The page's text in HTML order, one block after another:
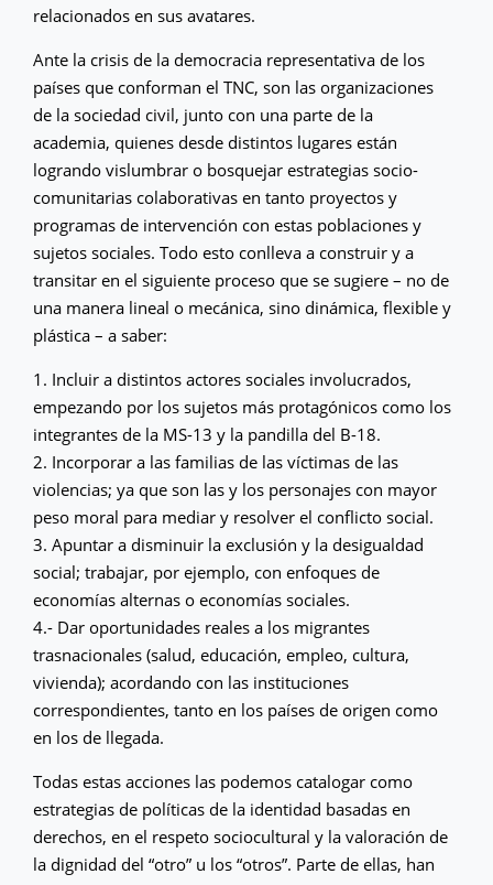
relacionados en sus avatares.
Ante la crisis de la democracia representativa de los
países que conforman el TNC, son las organizaciones
de la sociedad civil, junto con una parte de la
academia, quienes desde distintos lugares están
logrando vislumbrar o bosquejar estrategias socio-
comunitarias colaborativas en tanto proyectos y
programas de intervención con estas poblaciones y
sujetos sociales. Todo esto conlleva a construir y a
transitar en el siguiente proceso que se sugiere – no de
una manera lineal o mecánica, sino dinámica, flexible y
plástica – a saber:
1. Incluir a distintos actores sociales involucrados,
empezando por los sujetos más protagónicos como los
integrantes de la MS-13 y la pandilla del B-18.
2. Incorporar a las familias de las víctimas de las
violencias; ya que son las y los personajes con mayor
peso moral para mediar y resolver el conflicto social.
3. Apuntar a disminuir la exclusión y la desigualdad
social; trabajar, por ejemplo, con enfoques de
economías alternas o economías sociales.
4.- Dar oportunidades reales a los migrantes
trasnacionales (salud, educación, empleo, cultura,
vivienda); acordando con las instituciones
correspondientes, tanto en los países de origen como
en los de llegada.
Todas estas acciones las podemos catalogar como
estrategias de políticas de la identidad basadas en
derechos, en el respeto sociocultural y la valoración de
la dignidad del “otro” u los “otros”. Parte de ellas, han